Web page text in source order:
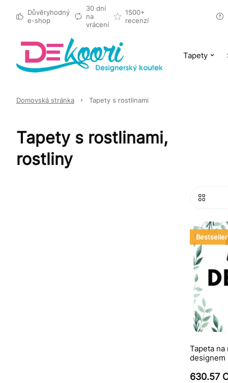
Důvěryhodný
e-shop
30 dní
na
vrácení
1500+
recenzí
Tapety
Domovská stránka Tapety s rostlinami
Tapety s rostlinami,
rostliny
Bestseller
Tapeta
designem
630.57